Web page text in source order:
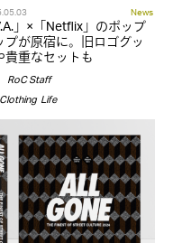
News
」×「Netflix」のポップ
プが原宿に。旧ロゴグッ
貴重なセットも
RoC Staff
Clothing,Life